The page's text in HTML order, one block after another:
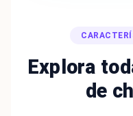
Explora
de